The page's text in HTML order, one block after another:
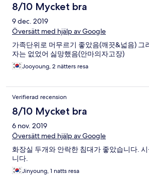
8/10 Mycket bra
9 dec. 2019
Översätt med hjälp av Google
가족단위로 머무르기 좋았음(깨끗&넓음) 그
자는 없었어 싫망했음(안마의자고장)
Jooyoung, 2 nätters resa
Verifierad recension
8/10 Mycket bra
6 nov. 2019
Översätt med hjälp av Google
화장실 두개와 안락한 침대가 좋았습니다.
니다.
Jinyoung, 1 natts resa